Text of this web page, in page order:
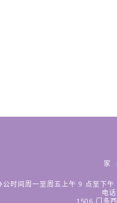
家
公时间周一至周五上午 9 点至下
电
1506 门多